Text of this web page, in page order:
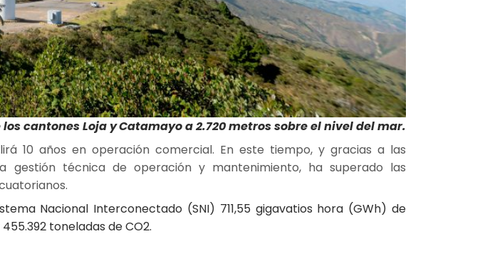
cantones Loja yCatamayo a 2.720 metros sobre el nivel del mar.
10 años en operación comercial. En este tiempo, y gracias a las
gestión técnica de operación y mantenimiento, ha superado las
Nacional Interconectado (SNI) 711,55 gigavatios hora (GWh) de
toneladas de CO2.